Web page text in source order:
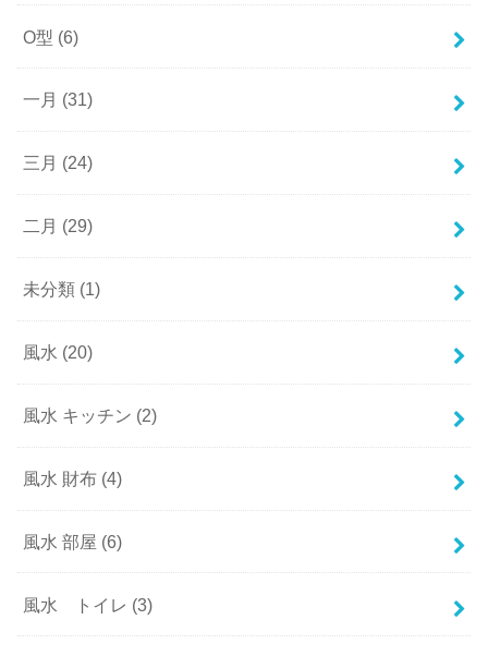
O型 (6)
一月 (31)
三月 (24)
二月 (29)
未分類 (1)
風水 (20)
風水 キッチン (2)
風水 財布 (4)
風水 部屋 (6)
風水 トイレ (3)